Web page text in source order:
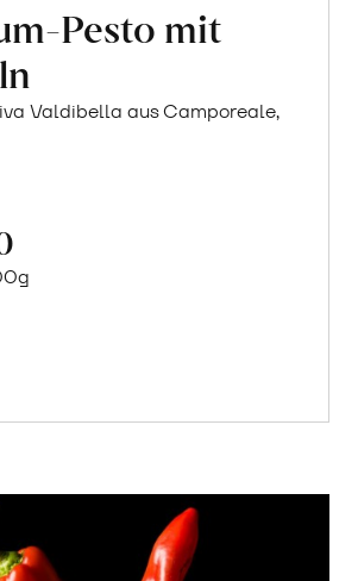
Pesto mit
Valdibella aus Camporeale,